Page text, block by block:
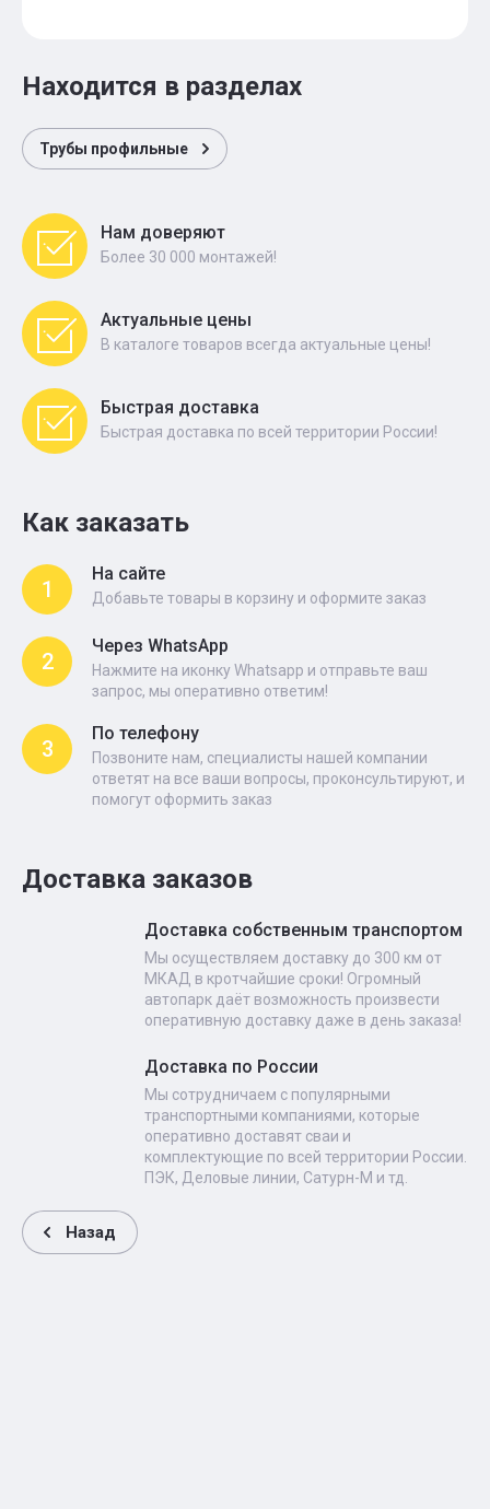
Находится в разделах
Трубы профильные
Нам доверяют
Более 30 000 монтажей!
Актуальные цены
В каталоге товаров всегда актуальные цены!
Быстрая доставка
Быстрая доставка по всей территории России!
Как заказать
1
На сайте
Добавьте товары в корзину и оформите заказ
2
Через WhatsApp
Нажмите на иконку Whatsapp и отправьте ваш
запрос, мы оперативно ответим!
3
По телефону
Позвоните нам, специалисты нашей компании
ответят на все ваши вопросы, проконсультируют, и
помогут оформить заказ
Доставка заказов
Доставка собственным транспортом
Мы осуществляем доставку до 300 км от
МКАД в кротчайшие сроки! Огромный
автопарк даёт возможность произвести
оперативную доставку даже в день заказа!
Доставка по России
Мы сотрудничаем с популярными
транспортными компаниями, которые
оперативно доставят сваи и
комплектующие по всей территории России.
ПЭК, Деловые линии, Сатурн-М и тд.
Назад